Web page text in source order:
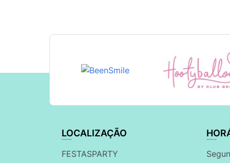
LOCALIZAÇÃO
FESTASPARTY